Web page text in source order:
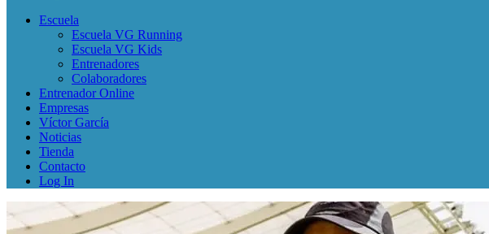
Escuela
Escuela VG Running
Escuela VG Kids
Entrenadores
Colaboradores
Entrenador Online
Empresas
Víctor García
Noticias
Tienda
Contacto
Log In